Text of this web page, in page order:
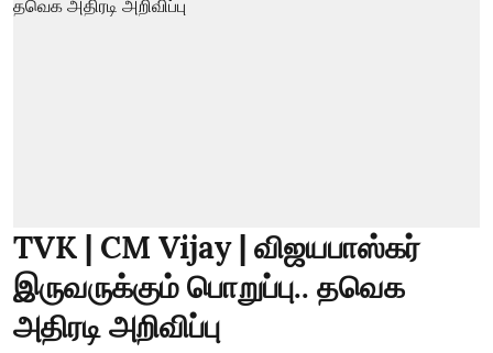
TVK | CM Vijay | விஜயபாஸ்கர்
இருவருக்கும் பொறுப்பு.. தவெக
அதிரடி அறிவிப்பு